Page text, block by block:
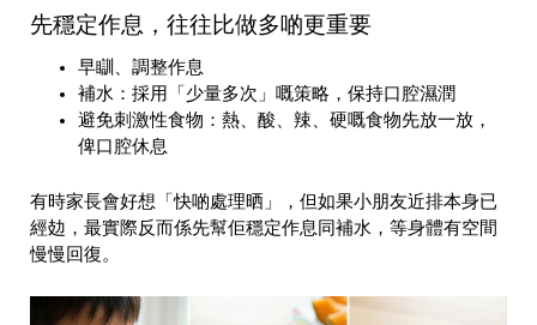
先穩定作息，往往比做多啲更重要
早瞓、調整作息
補水：採用「少量多次」嘅策略，保持口腔濕潤
避免刺激性食物：熱、酸、辣、硬嘅食物先放一放，
俾口腔休息
有時家長會好想「快啲處理晒」，但如果小朋友近排本身已
經攰，最實際反而係先幫佢穩定作息同補水，等身體有空間
慢慢回復。